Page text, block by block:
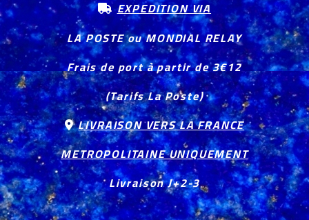
EXPEDITION VIA
LA POSTE ou MONDIAL RELAY
Frais de port à partir de 3€12
(Tarifs La Poste)
LIVRAISON VERS LA FRANCE
METROPOLITAINE UNIQUEMENT
Livraison J+2-3